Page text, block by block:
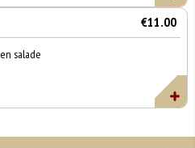
€11.00
salade